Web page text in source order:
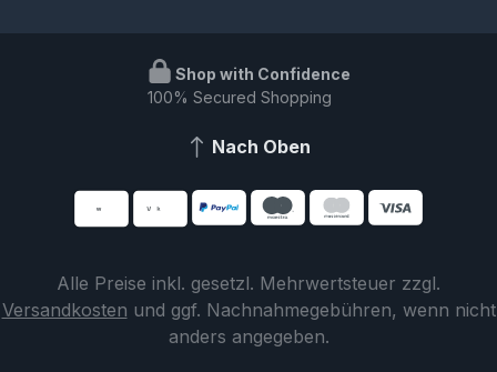
Shop with Confidence
100% Secured Shopping
Nach Oben
Alle Preise inkl. gesetzl. Mehrwertsteuer zzgl.
Versandkosten und ggf. Nachnahmegebühren, wenn nicht
anders angegeben.